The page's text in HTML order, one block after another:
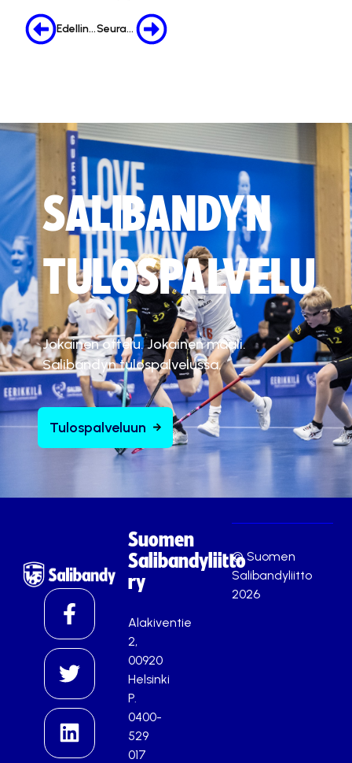
Edellinen Seuraava
SALIBANDYN
TULOSPALVELU
Jokainen ottelu. Jokainen maali.
Salibandyn tulospalvelussa.
Tulospalveluun
Suomen
Salibandyliitto
ry
Alakiventie
2,
00920
Helsinki
P.
0400-
529
017
© Suomen
Salibandyliitto
2026